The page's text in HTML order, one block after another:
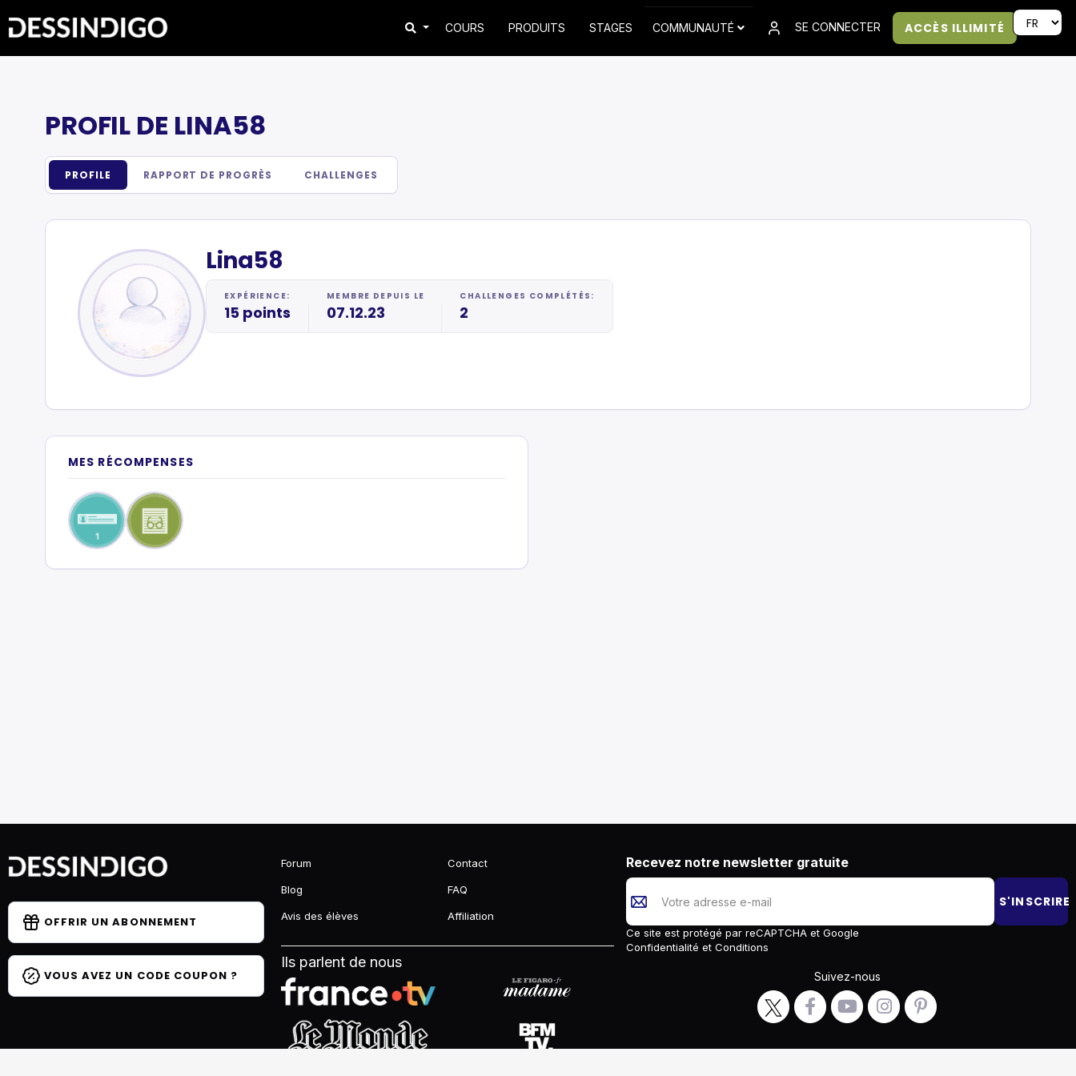
COURS PRODUITS STAGES COMMUNAUTÉ SE CONNECTER ACCÈS ILLIMITÉ
PROFIL DE LINA58
PROFILE RAPPORT DE PROGRÈS CHALLENGES
Lina58
EXPÉRIENCE:
15 points
MEMBRE DEPUIS LE
07.12.23
CHALLENGES COMPLÉTÉS:
2
MES RÉCOMPENSES
OFFRIR UN ABONNEMENT
VOUS AVEZ UN CODE COUPON ?
Forum
Blog
Avis des élèves
Contact
FAQ
Affiliation
Ils parlent de nous
Recevez notre newsletter gratuite
S'INSCRIRE
Ce site est protégé par reCAPTCHA et Google
Confidentialitéet Conditions
Suivez-nous